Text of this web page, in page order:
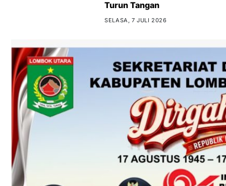
Turun Tangan
SELASA, 7 JULI 2026